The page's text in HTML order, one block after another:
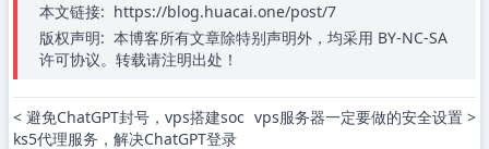
本文链接: https://blog.huacai.one/post/7
版权声明: 本博客所有文章除特别声明外，均采用 BY-NC-SA
许可协议。转载请注明出处！
< 避免ChatGPT封号，vps搭建soc
ks5代理服务，解决ChatGPT登录
vps服务器一定要做的安全设置 >